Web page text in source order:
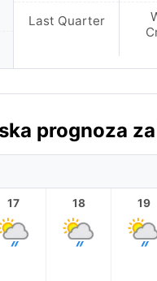
Last Quarter
prognoza
17 18 19